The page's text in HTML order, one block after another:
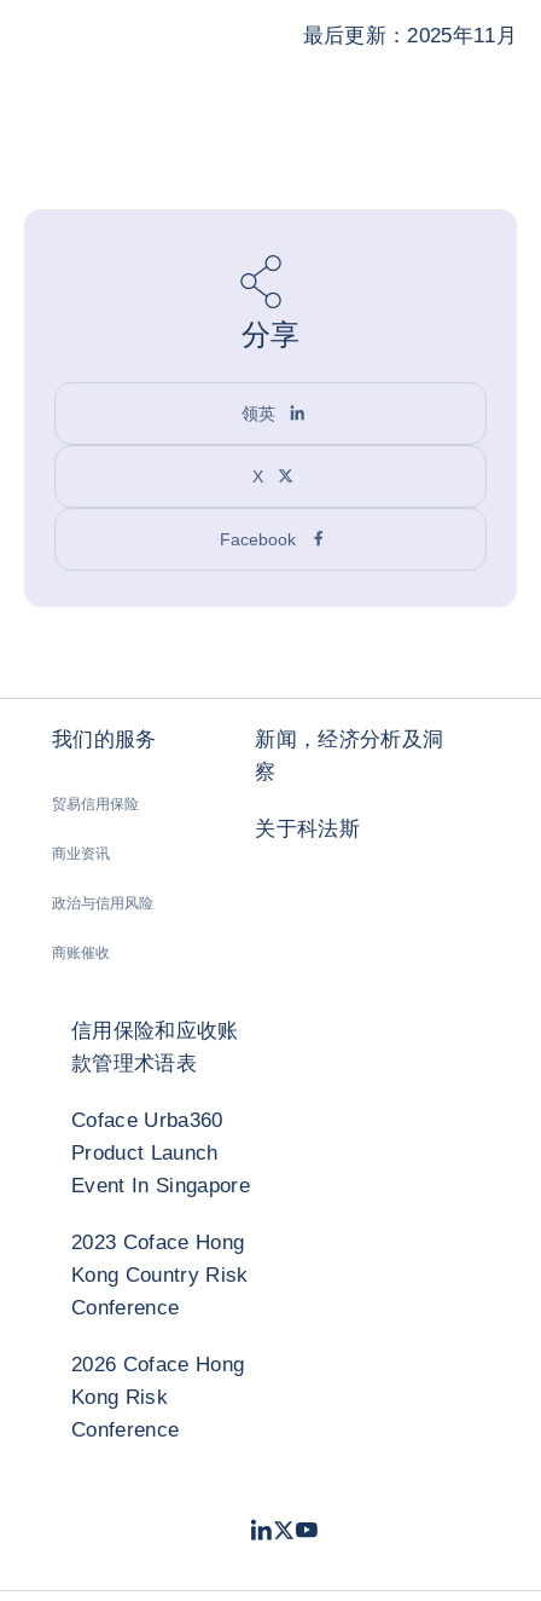
最后更新：2025年11月
分享
领英
X
Facebook
我们的服务
贸易信用保险
商业资讯
政治与信用风险
商账催收
新闻，经济分析及洞
察
关于科法斯
信用保险和应收账
款管理术语表
Coface Urba360
Product Launch
Event In Singapore
2023 Coface Hong
Kong Country Risk
Conference
2026 Coface Hong
Kong Risk
Conference
LinkedIn
TwitterYoutube